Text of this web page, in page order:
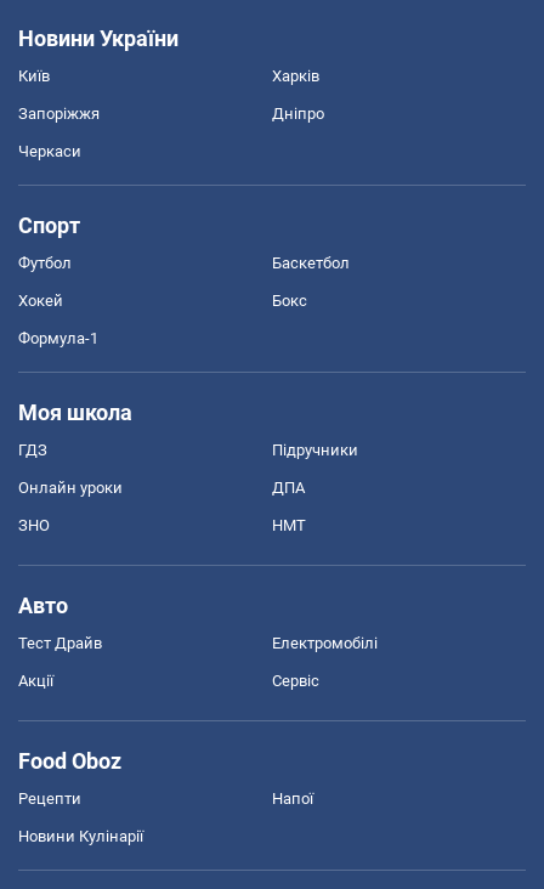
Новини України
Київ Харків
Запоріжжя Дніпро
Черкаси
Спорт
Футбол Баскетбол
Хокей Бокс
Формула-1
Моя школа
ГДЗ Підручники
Онлайн уроки ДПА
ЗНО НМТ
Авто
Тест Драйв Електромобілі
Акції Сервіс
Food Oboz
Рецепти Напої
Новини Кулінарії